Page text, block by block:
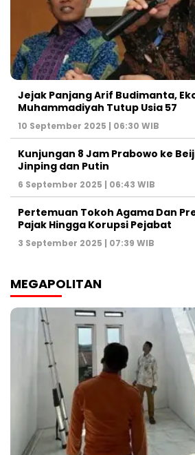
Jejak Panjang Arif Budimanta,
Muhammadiyah Tutup Usia 57
10 September 2025 | 06:30 WIB
Kunjungan 8 Jam Prabowo ke
Jinping dan Putin
6 September 2025 | 06:43 WIB
Pertemuan Tokoh Agama Dan
Pajak Hingga Korupsi Pejabat
3 September 2025 | 07:39 WIB
MEGAPOLITAN